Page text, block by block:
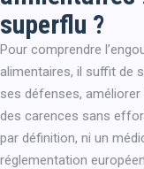
superflu ?
Pour comprendre
alimentaires, il suffit de
ses défenses, améliorer
des carences sans
par définition, ni un
réglementation